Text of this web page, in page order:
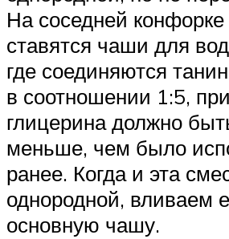
На соседней конфорке
ставятся чаши для
где соединяются
в соотношении 1:5,
глицерина должно
меньше, чем было
ранее. Когда и эта
однородной, вливаем
основную чашу.